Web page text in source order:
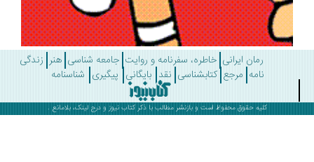
رمان ایرانی خاطره، سفرنامه و روایت جامعه شناسی هنر زندگی
مرجع کتابشناسی نقد بایگانی پیگیری شناسنامه
کلیه حقوق محفوظ است و بازنشر مطالب با ذکرکتاب نیوز و درج لینک، بلامانع .